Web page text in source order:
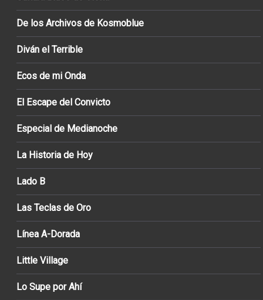
De los Archivos de Kosmoblue
Diván el Terrible
Ecos de mi Onda
El Escape del Convicto
Especial de Medianoche
La Historia de Hoy
Lado B
Las Teclas de Oro
Línea A-Dorada
Little Village
Lo Supe por Ahí